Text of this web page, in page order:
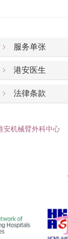
服务单张
港安医生
法律条款
安机械臂外科中心